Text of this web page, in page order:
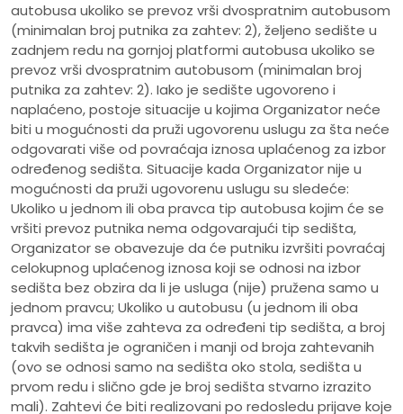
autobusa ukoliko se prevoz vrši dvospratnim autobusom
(minimalan broj putnika za zahtev: 2), željeno sedište u
zadnjem redu na gornjoj platformi autobusa ukoliko se
prevoz vrši dvospratnim autobusom (minimalan broj
putnika za zahtev: 2). Iako je sedište ugovoreno i
naplaćeno, postoje situacije u kojima Organizator neće
biti u mogućnosti da pruži ugovorenu uslugu za šta neće
odgovarati više od povraćaja iznosa uplaćenog za izbor
određenog sedišta. Situacije kada Organizator nije u
mogućnosti da pruži ugovorenu uslugu su sledeće:
Ukoliko u jednom ili oba pravca tip autobusa kojim će se
vršiti prevoz putnika nema odgovarajući tip sedišta,
Organizator se obavezuje da će putniku izvršiti povraćaj
celokupnog uplaćenog iznosa koji se odnosi na izbor
sedišta bez obzira da li je usluga (nije) pružena samo u
jednom pravcu; Ukoliko u autobusu (u jednom ili oba
pravca) ima više zahteva za određeni tip sedišta, a broj
takvih sedišta je ograničen i manji od broja zahtevanih
(ovo se odnosi samo na sedišta oko stola, sedišta u
prvom redu i slično gde je broj sedišta stvarno izrazito
mali). Zahtevi će biti realizovani po redosledu prijave koje